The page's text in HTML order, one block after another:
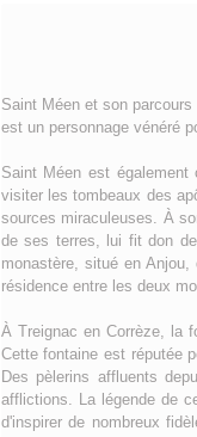
Saint Méen et son
est un personnage vénéré
Saint Méen est
visiter les tombeaux des
sources miraculeuses. À
de ses terres, lui fit don
monastère, situé en
résidence entre les deux
À Treignac en Corrèze, la
Cette fontaine est réputée
Des pèlerins affluents
afflictions. La légende de
d'inspirer de nombreux